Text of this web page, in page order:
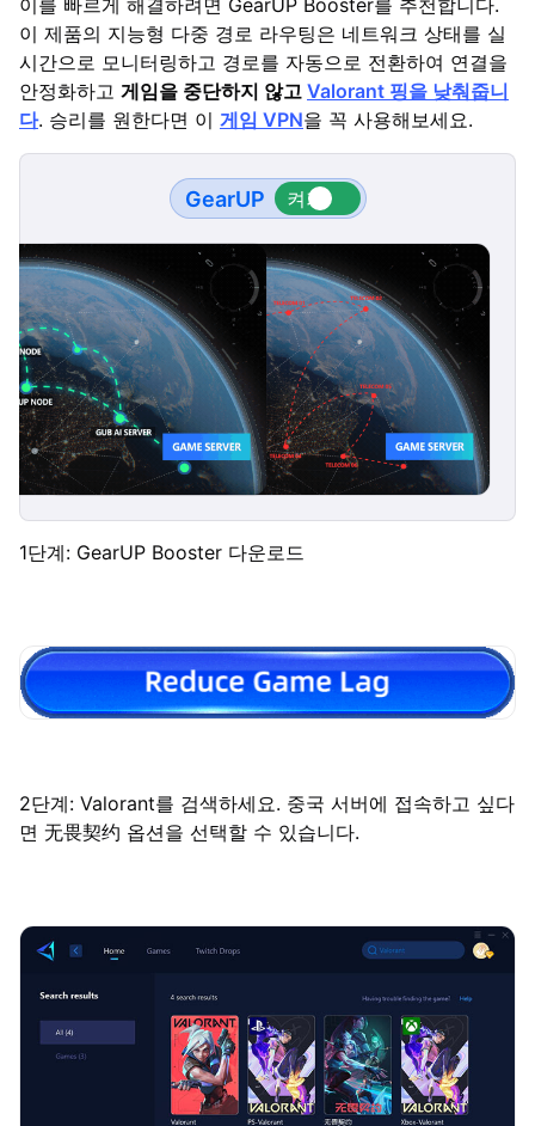
이를 빠르게 해결하려면 GearUP Booster를 추천합니다.
이 제품의 지능형 다중 경로 라우팅은 네트워크 상태를 실
시간으로 모니터링하고 경로를 자동으로 전환하여 연결을
안정화하고 게임을 중단하지 않고 Valorant 핑을 낮춰줍니
다. 승리를 원한다면 이 게임 VPN을 꼭 사용해보세요.
GearUP
1단계: GearUP Booster 다운로드
2단계: Valorant를 검색하세요. 중국 서버에 접속하고 싶다
면 无畏契约 옵션을 선택할 수 있습니다.